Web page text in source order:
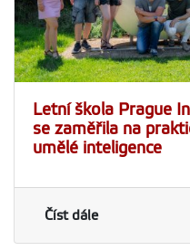
Letní škola Prague
se zaměřila na
umělé inteligence
Číst dále